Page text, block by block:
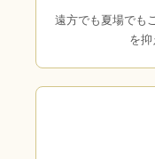
遠方でも夏場でも
を抑